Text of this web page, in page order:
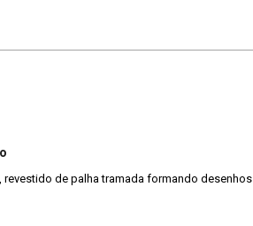
de palha tramada formando desenhos